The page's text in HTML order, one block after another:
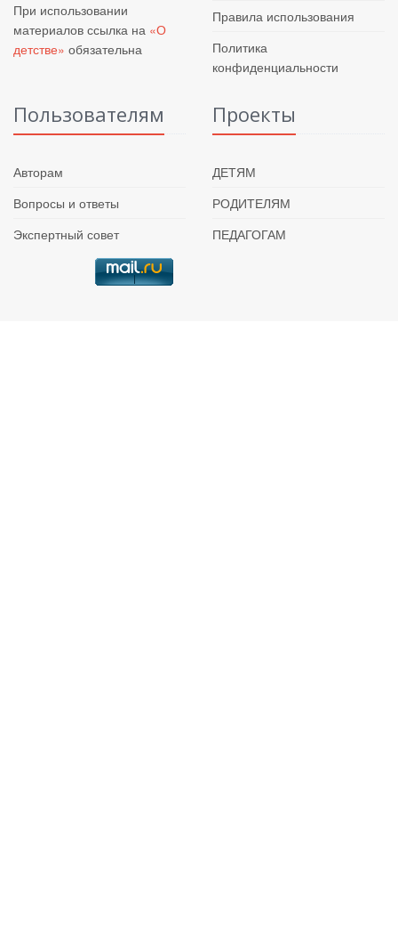
При использовании
материалов ссылка на «О
детстве» обязательна
Правила использования
Политика
конфиденциальности
Пользователям
Авторам
Вопросы и ответы
Экспертный совет
Проекты
ДЕТЯМ
РОДИТЕЛЯМ
ПЕДАГОГАМ